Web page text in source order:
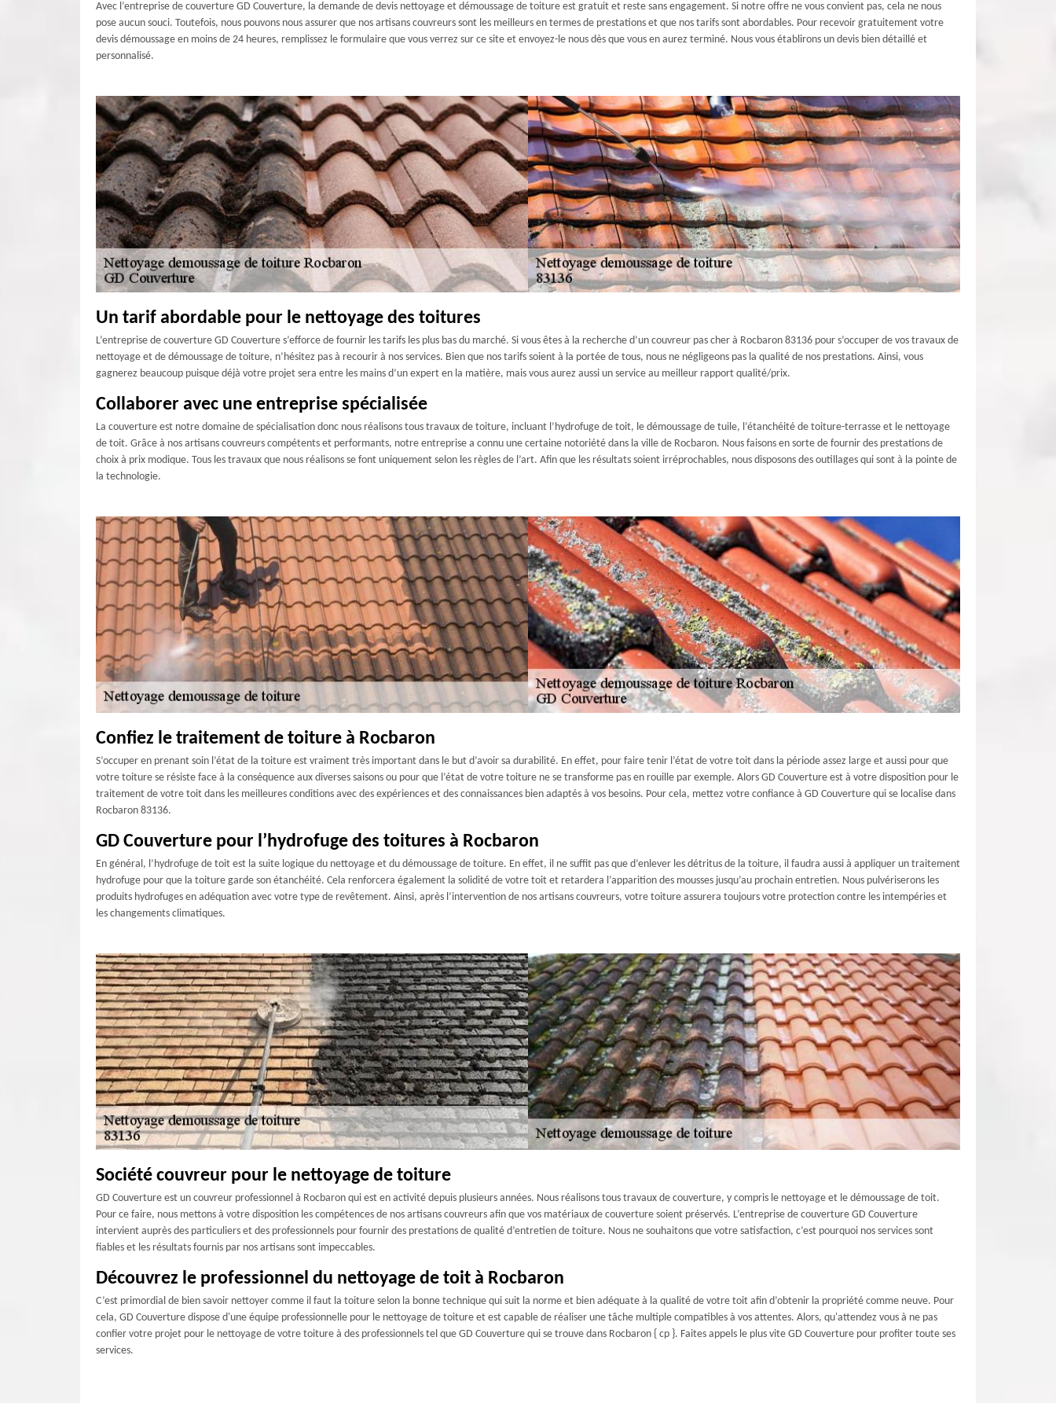
Avec l’entreprise de couverture GD Couverture, la demande de devis nettoyage et démoussage de toiture est gratuit et reste sans engagement. Si notre offre ne vous convient pas, cela ne nous
pose aucun souci. Toutefois, nous pouvons nous assurer que nos artisans couvreurs sont les meilleurs en termes de prestations et que nos tarifs sont abordables. Pour recevoir gratuitement votre
devis démoussage en moins de 24 heures, remplissez le formulaire que vous verrez sur ce site et envoyez-le nous dès que vous en aurez terminé. Nous vous établirons un devis bien détaillé et
personnalisé.
Un tarif abordable pour le nettoyage des toitures
L’entreprise de couverture GD Couverture s’efforce de fournir les tarifs les plus bas du marché. Si vous êtes à la recherche d’un couvreur pas cher à Rocbaron 83136 pour s’occuper de vos travaux de
nettoyage et de démoussage de toiture, n’hésitez pas à recourir à nos services. Bien que nos tarifs soient à la portée de tous, nous ne négligeons pas la qualité de nos prestations. Ainsi, vous
gagnerez beaucoup puisque déjà votre projet sera entre les mains d’un expert en la matière, mais vous aurez aussi un service au meilleur rapport qualité/prix.
Collaborer avec une entreprise spécialisée
La couverture est notre domaine de spécialisation donc nous réalisons tous travaux de toiture, incluant l’hydrofuge de toit, le démoussage de tuile, l’étanchéité de toiture-terrasse et le nettoyage
de toit. Grâce à nos artisans couvreurs compétents et performants, notre entreprise a connu une certaine notoriété dans la ville de Rocbaron. Nous faisons en sorte de fournir des prestations de
choix à prix modique. Tous les travaux que nous réalisons se font uniquement selon les règles de l’art. Afin que les résultats soient irréprochables, nous disposons des outillages qui sont à la pointe de
la technologie.
Confiez le traitement de toiture à Rocbaron
S’occuper en prenant soin l’état de la toiture est vraiment très important dans le but d’avoir sa durabilité. En effet, pour faire tenir l’état de votre toit dans la période assez large et aussi pour que
votre toiture se résiste face à la conséquence aux diverses saisons ou pour que l’état de votre toiture ne se transforme pas en rouille par exemple. Alors GD Couverture est à votre disposition pour le
traitement de votre toit dans les meilleures conditions avec des expériences et des connaissances bien adaptés à vos besoins. Pour cela, mettez votre confiance à GD Couverture qui se localise dans
Rocbaron 83136.
GD Couverture pour l’hydrofuge des toitures à Rocbaron
En général, l’hydrofuge de toit est la suite logique du nettoyage et du démoussage de toiture. En effet, il ne suffit pas que d’enlever les détritus de la toiture, il faudra aussi à appliquer un traitement
hydrofuge pour que la toiture garde son étanchéité. Cela renforcera également la solidité de votre toit et retardera l’apparition des mousses jusqu’au prochain entretien. Nous pulvériserons les
produits hydrofuges en adéquation avec votre type de revêtement. Ainsi, après l’intervention de nos artisans couvreurs, votre toiture assurera toujours votre protection contre les intempéries et
les changements climatiques.
Société couvreur pour le nettoyage de toiture
GD Couverture est un couvreur professionnel à Rocbaron qui est en activité depuis plusieurs années. Nous réalisons tous travaux de couverture, y compris le nettoyage et le démoussage de toit.
Pour ce faire, nous mettons à votre disposition les compétences de nos artisans couvreurs afin que vos matériaux de couverture soient préservés. L’entreprise de couverture GD Couverture
intervient auprès des particuliers et des professionnels pour fournir des prestations de qualité d’entretien de toiture. Nous ne souhaitons que votre satisfaction, c’est pourquoi nos services sont
fiables et les résultats fournis par nos artisans sont impeccables.
Découvrez le professionnel du nettoyage de toit à Rocbaron
C’est primordial de bien savoir nettoyer comme il faut la toiture selon la bonne technique qui suit la norme et bien adéquate à la qualité de votre toit afin d’obtenir la propriété comme neuve. Pour
cela, GD Couverture dispose d'une équipe professionnelle pour le nettoyage de toiture et est capable de réaliser une tâche multiple compatibles à vos attentes. Alors, qu'attendez vous à ne pas
confier votre projet pour le nettoyage de votre toiture à des professionnels tel que GD Couverture qui se trouve dans Rocbaron { cp }. Faites appels le plus vite GD Couverture pour profiter toute ses
services.